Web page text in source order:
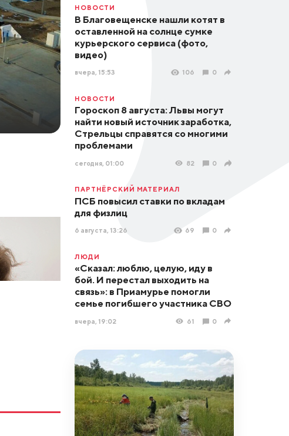
НОВОСТИ
В Благовещенске нашли котят в
оставленной на солнце сумке
курьерского сервиса (фото,
видео)
вчера, 15:53 106 0
НОВОСТИ
Гороскоп 8 августа: Львы могут
найти новый источник заработка,
Стрельцы справятся со многими
проблемами
сегодня, 01:00 82 0
ПАРТНЁРСКИЙ МАТЕРИАЛ
ПСБ повысил ставки по вкладам
для физлиц
6 августа, 13:26 69 0
ЛЮДИ
«Сказал: люблю, целую, иду в
бой. И перестал выходить на
связь»: в Приамурье помогли
семье погибшего участника СВО
вчера, 19:02 61 0